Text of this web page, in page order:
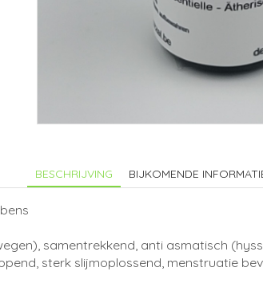
BESCHRIJVING BIJKOMENDE
samentrekkend, anti asmatisch
sterk slijmoplossend, menstruatie